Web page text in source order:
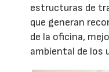
estructuras de
que generan
de la oficina,
ambiental de los